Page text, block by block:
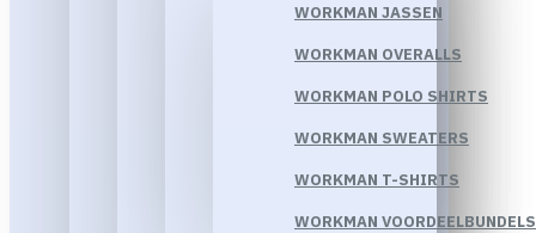
WORKMAN JASSEN
WORKMAN OVERALLS
WORKMAN POLO SHIRTS
WORKMAN SWEATERS
WORKMAN T-SHIRTS
WORKMAN VOORDEELBUNDELS